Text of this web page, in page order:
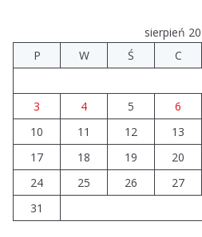
sierpień
P
W Ś C
3
4 5 6
10
11 12 13
17
18 19 20
24
25 26 27
31